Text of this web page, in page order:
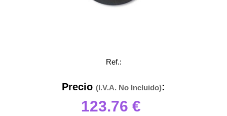
Ref.:
Precio (I.V.A. No Incluido):
123.76 €